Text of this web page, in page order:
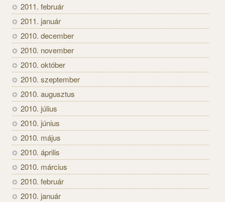
2011. február
2011. január
2010. december
2010. november
2010. október
2010. szeptember
2010. augusztus
2010. július
2010. június
2010. május
2010. április
2010. március
2010. február
2010. január